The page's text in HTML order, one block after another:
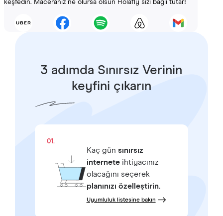
keşfedin. Maceranız ne olursa olsun Holafly sizi bağlı tutar!
3 adımda Sınırsız Verinin
keyfini çıkarın
01.
Kaç gün sınırsız
interneteihtiyacınız
olacağını seçerek
planınızı özelleştirin.
Uyumluluk listesine bakın